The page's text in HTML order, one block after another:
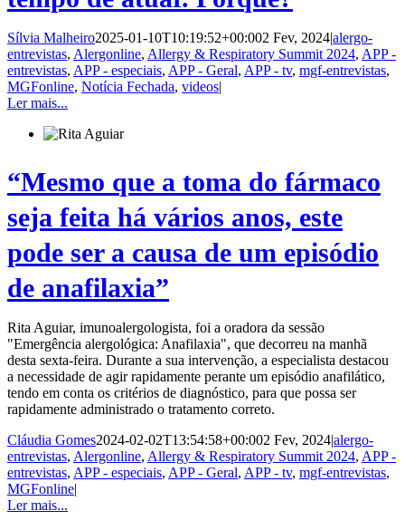
Sílvia Malheiro2025-01-10T10:19:52+00:002 Fev, 2024|alergo-
entrevistas, Alergonline, Allergy & Respiratory Summit 2024, APP -
entrevistas, APP - especiais, APP - Geral, APP - tv, mgf-entrevistas,
MGFonline, Notícia Fechada, videos|
Ler mais...
“Mesmo que a toma do fármaco
seja feita há vários anos, este
pode ser a causa de um episódio
de anafilaxia”
Rita Aguiar, imunoalergologista, foi a oradora da sessão
"Emergência alergológica: Anafilaxia", que decorreu na manhã
desta sexta-feira. Durante a sua intervenção, a especialista destacou
a necessidade de agir rapidamente perante um episódio anafilático,
tendo em conta os critérios de diagnóstico, para que possa ser
rapidamente administrado o tratamento correto.
Cláudia Gomes2024-02-02T13:54:58+00:002 Fev, 2024|alergo-
entrevistas, Alergonline, Allergy & Respiratory Summit 2024, APP -
entrevistas, APP - especiais, APP - Geral, APP - tv, mgf-entrevistas,
MGFonline|
Ler mais...